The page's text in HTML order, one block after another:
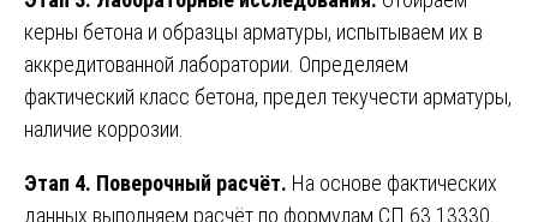
керны бетона и образцы арматуры, испытываем их в
аккредитованной лаборатории. Определяем
фактический класс бетона, предел текучести арматуры,
наличие коррозии.
Этап 4. Поверочный расчёт. На основе фактических
данных выполняем расчёт по формулам СП 63.13330.